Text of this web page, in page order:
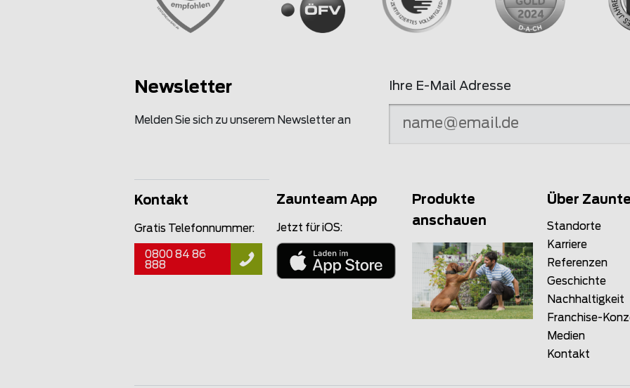
Newsletter
Melden Sie sich zu unserem Newsletter an
Ihre E-Mail Adresse
Kontakt
Gratis Telefonnummer:
0800 84 86
888
Zaunteam App
Jetzt für iOS:
Produkte
anschauen
Über
Standorte
Karriere
Referenzen
Geschichte
Nachhaltigkeit
Franchise-
Medien
Kontakt